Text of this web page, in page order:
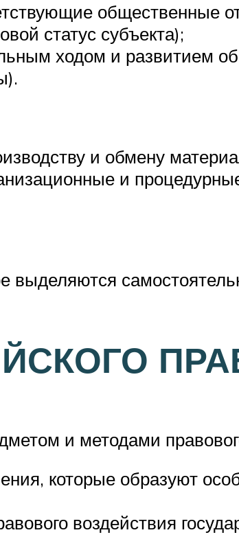
общественные
статус субъекта);
ходом и развитием
и обмену
и
выделяются
и методами
которые образуют
воздействия